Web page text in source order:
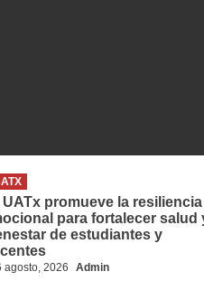
UATx promueve la resiliencia
para fortalecer salud
de estudiantes y
agosto, 2026 Admin